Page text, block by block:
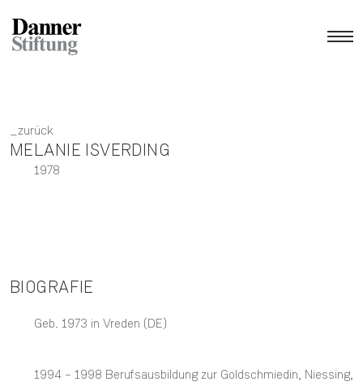
zurück
MELANIE ISVERDING
1978
BIOGRAFIE
Geb. 1973 in Vreden (DE)
1994 – 1998 Berufsausbildung zur Goldschmiedin, Niessing,